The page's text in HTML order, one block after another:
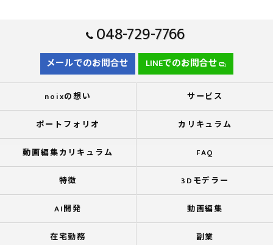
048-729-7766
メールでのお問合せ LINEでのお問合せ
noixの想い サービス
ポートフォリオ カリキュラム
動画編集カリキュラム FAQ
特徴 3Dモデラー
AI開発 動画編集
在宅勤務 副業